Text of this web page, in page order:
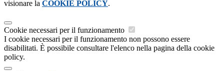
visionare la COOKIE POLICY.
Cookie necessari per il funzionamento
I cookie necessari per il funzionamento non possono essere
disabilitati. È possibile consultare l'elenco nella pagina della cookie
policy.